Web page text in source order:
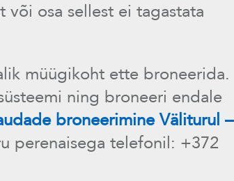
osa sellest ei tagastata
müügikoht ette broneerida.
ning broneeri endale
broneerimine Väliturul –
perenaisega telefonil: +372